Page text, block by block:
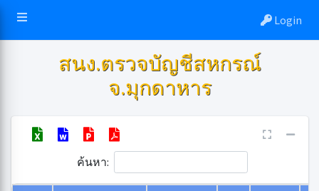
Login
สนง.ตรวจบัญชีสหกรณ์
จ.มุกดาหาร
ค้นหา: